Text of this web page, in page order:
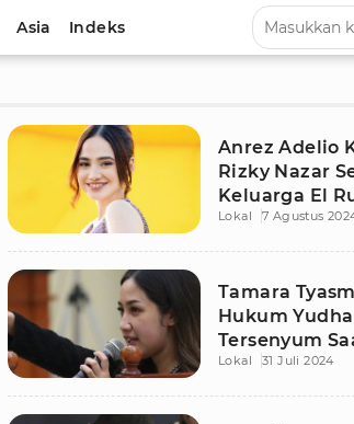
Asia Indeks
Anrez Adelio
Rizky Nazar
Keluarga El
Lokal 7 Agustus
Tamara
Hukum
Tersenyum
Anak Saya
Lokal 31 Juli 2024